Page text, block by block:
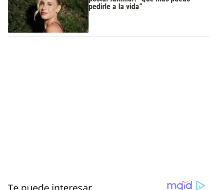
pedirle a la vida”